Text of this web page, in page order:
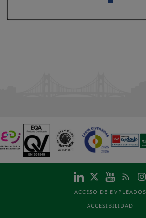
ACCESO DE EMPLEADOS
ACCESIBILIDAD